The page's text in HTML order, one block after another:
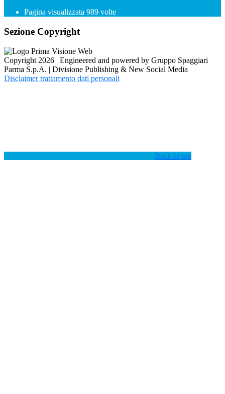
Pagina visualizzata 989 volte
Sezione Copyright
Copyright 2026 | Engineered and powered by Gruppo Spaggiari
Parma S.p.A. | Divisione Publishing & New Social Media
Disclaimer trattamento dati personali
Back to top